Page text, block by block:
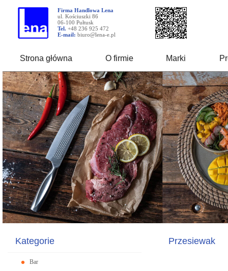
Firma Handlowa Lena
ul. Kościuszki 86
06-100 Pułtusk
Tel. +48 236 925 472
E-mail: biuro@lena-e.pl
Strona główna O firmie Marki
Kategorie
Bar
Przesiewak